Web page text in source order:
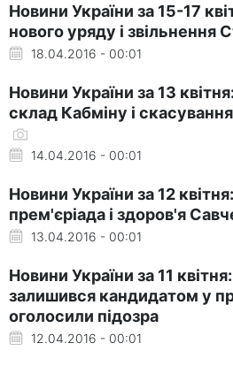
Новини України за 15-17
нового уряду і звільнення
18.04.2016 - 00:01
Новини України за 13
склад Кабміну і скасування
14.04.2016 - 00:01
Новини України за 12
прем'єріада і здоров'я
13.04.2016 - 00:01
Новини України за 11
залишився кандидатом у
оголосили підозра
12.04.2016 - 00:01